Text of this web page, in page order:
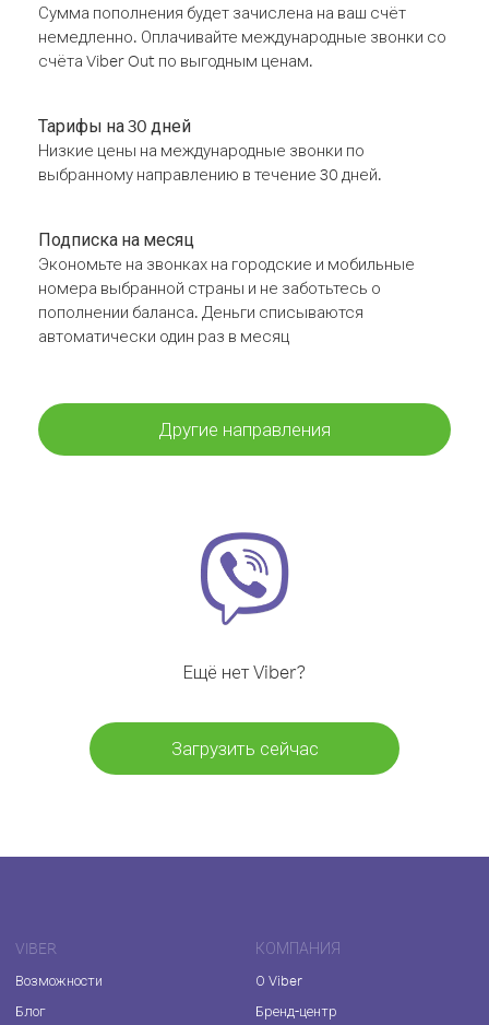
Сумма пополнения будет зачислена на ваш счёт
немедленно. Оплачивайте международные звонки со
счёта Viber Out по выгодным ценам.
Тарифы на 30 дней
Низкие цены на международные звонки по
выбранному направлению в течение 30 дней.
Подписка на месяц
Экономьте на звонках на городские и мобильные
номера выбранной страны и не заботьтесь о
пополнении баланса. Деньги списываются
автоматически один раз в месяц
Другие направления
Ещё нет Viber?
Загрузить сейчас
VIBER
Возможности
Блог
КОМПАНИЯ
О Viber
Бренд-центр